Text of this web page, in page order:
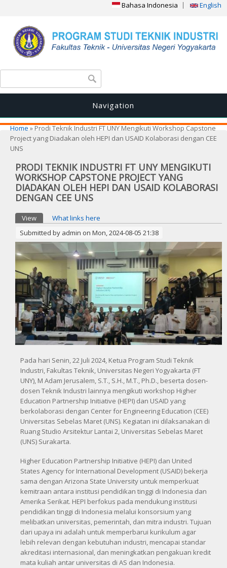
Bahasa Indonesia English
Search form
Navigation
You are here
Home» Prodi Teknik Industri FT UNY Mengikuti Workshop Capstone
Project yang Diadakan oleh HEPI dan USAID Kolaborasi dengan CEE
UNS
PRODI TEKNIK INDUSTRI FT UNY MENGIKUTI
WORKSHOP CAPSTONE PROJECT YANG
DIADAKAN OLEH HEPI DAN USAID KOLABORASI
DENGAN CEE UNS
Primary tabs
View (active tab)
What links here
Submitted by admin on Mon, 2024-08-05 21:38
Pada hari Senin, 22 Juli 2024, Ketua Program Studi Teknik
Industri, Fakultas Teknik, Universitas Negeri Yogyakarta (FT
UNY), M Adam Jerusalem, S.T., S.H., M.T., Ph.D., beserta dosen-
dosen Teknik Industri lainnya mengikuti workshop Higher
Education Partnership Initiative (HEPI) dan USAID yang
berkolaborasi dengan Center for Engineering Education (CEE)
Universitas Sebelas Maret (UNS). Kegiatan ini dilaksanakan di
Ruang Studio Arsitektur Lantai 2, Universitas Sebelas Maret
(UNS) Surakarta.
Higher Education Partnership Initiative (HEPI) dan United
States Agency for International Development (USAID) bekerja
sama dengan Arizona State University untuk memperkuat
kemitraan antara institusi pendidikan tinggi di Indonesia dan
Amerika Serikat. HEPI berfokus pada mendukung institusi
pendidikan tinggi di Indonesia melalui konsorsium yang
melibatkan universitas, pemerintah, dan mitra industri. Tujuan
dari upaya ini adalah untuk memperbarui kurikulum agar
lebih relevan dengan kebutuhan industri, mencapai standar
akreditasi internasional, dan meningkatkan pengakuan kredit
mata kuliah antar universitas di AS dan Indonesia.